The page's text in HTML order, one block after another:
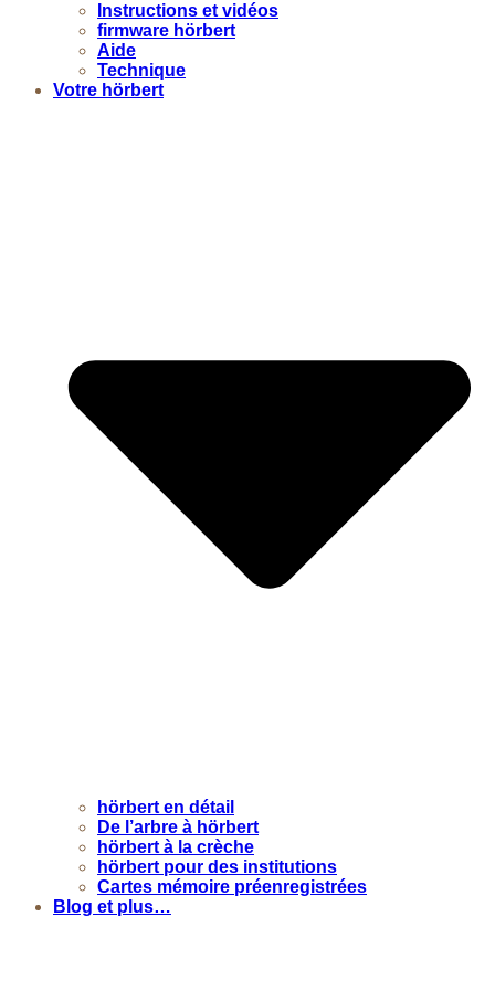
Instructions et vidéos
firmware hörbert
Aide
Technique
Votre hörbert
hörbert en détail
De l’arbre à hörbert
hörbert à la crèche
hörbert pour des institutions
Cartes mémoire préenregistrées
Blog et plus…